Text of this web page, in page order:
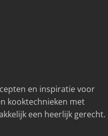
en inspiratie voor
kooktechnieken met
een heerlijk gerecht.